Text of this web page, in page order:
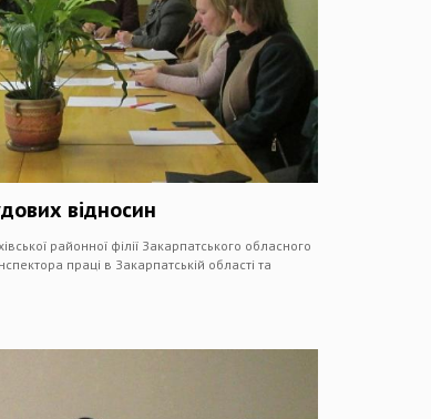
відносин
районної філії Закарпатського обласного
праці в Закарпатській області та